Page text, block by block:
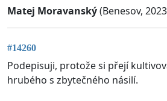
Matej Moravanský(Benesov,
#14260
Podepisuji, protože si přejí
hrubého s zbytečného násilí.